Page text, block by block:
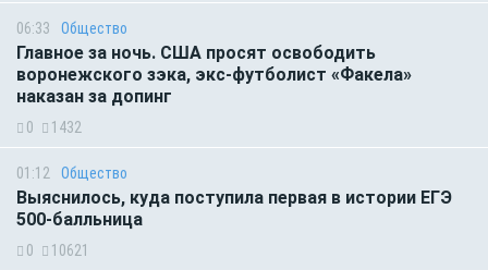
06:33 Общество
Главное за ночь. CША просят освободить
воронежского зэка, экс-футболист «Факела»
наказан за допинг
0 1432
01:12 Общество
Выяснилось, куда поступила первая в истории ЕГЭ
500-балльница
0 10621